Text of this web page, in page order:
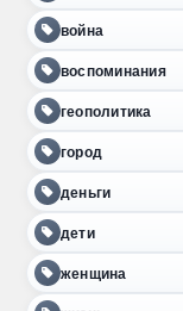
война
воспоминания
геополитика
город
деньги
дети
женщина